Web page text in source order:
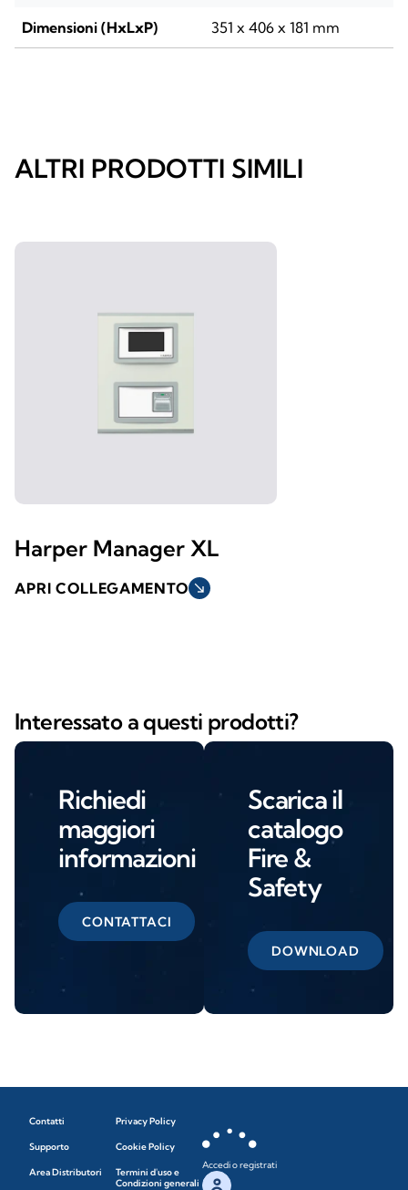
Dimensioni (HxLxP) 351 x 406 x 181 mm
ALTRI PRODOTTI SIMILI
Harper Manager XL
APRI COLLEGAMENTO south_east
Interessato a questi prodotti?
Richiedi
maggiori
informazioni
CONTATTACI
Scarica il
catalogo
Fire &
Safety
DOWNLOAD
Contatti
Supporto
Area Distributori
Privacy Policy
Cookie Policy
Termini d'uso e
Condizioni generali
Accedi o registrati